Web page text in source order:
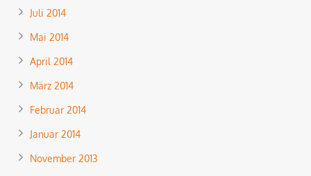
Juli 2014
Mai 2014
April 2014
März 2014
Februar 2014
Januar 2014
November 2013